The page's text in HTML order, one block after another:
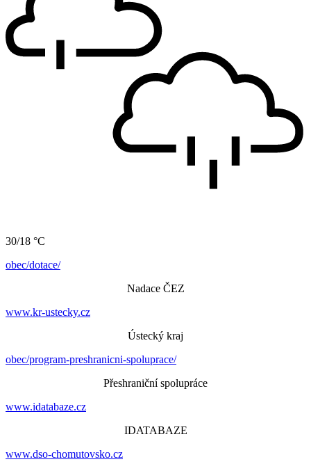
30/18 °C
obec/dotace/
Nadace ČEZ
www.kr-ustecky.cz
Ústecký kraj
obec/program-preshranicni-spoluprace/
Přeshraniční spolupráce
www.idatabaze.cz
IDATABAZE
www.dso-chomutovsko.cz